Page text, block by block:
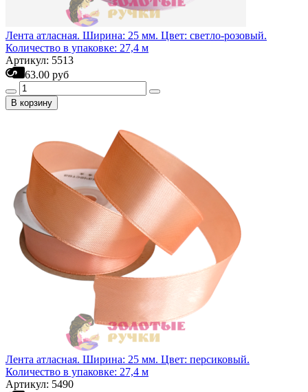
Лента атласная. Ширина: 25 мм. Цвет: светло-розовый.
Количество в упаковке: 27,4 м
Артикул: 5513
63.00 руб
В корзину
Лента атласная. Ширина: 25 мм. Цвет: персиковый.
Количество в упаковке: 27,4 м
Артикул: 5490